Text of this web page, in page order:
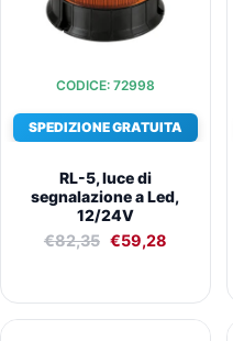
CODICE: 72998
SPEDIZIONE GRATUITA
RL-5, luce di
segnalazione a Led,
12/24V
€82,35 €59,28